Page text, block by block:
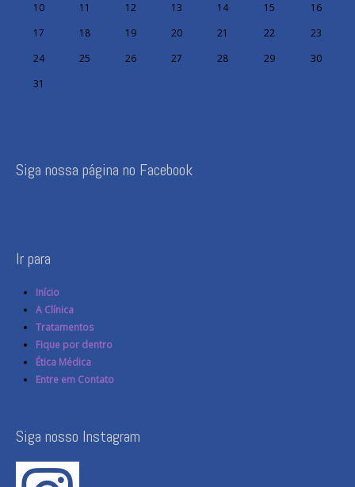
10
11 12 13 14 15
16
17
18 19 20 21 22
23
24
25 26 27 28 29
30
31
Siga nossa página no Facebook
Ir para
Início
A Clínica
Tratamentos
Fique por dentro
Ética Médica
Entre em Contato
Siga nosso Instagram